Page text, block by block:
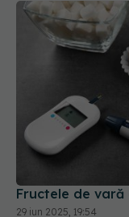
Fructele de
29 iun 2025, 19:54